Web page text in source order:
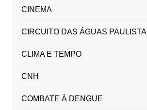
CINEMA
CIRCUITO DAS ÁGUAS PAULISTA
CLIMA E TEMPO
CNH
COMBATE À DENGUE